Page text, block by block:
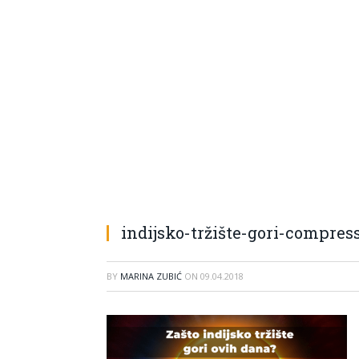
indijsko-tržište-gori-
BY MARINA ZUBIĆ ON 09.04.2018